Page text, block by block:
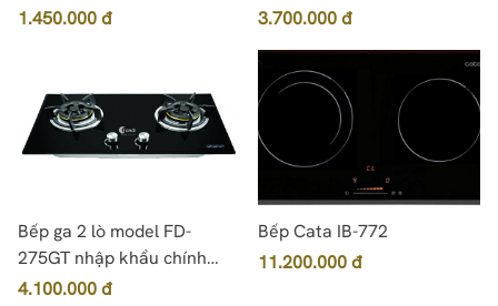
1.450.000 đ
3.700.000 đ
Bếp ga 2 lò model FD-
275GT nhập khẩu chính
hãng, chất lượng tốt, giá rẻ
4.100.000 đ
Bếp Cata IB-772
11.200.000 đ